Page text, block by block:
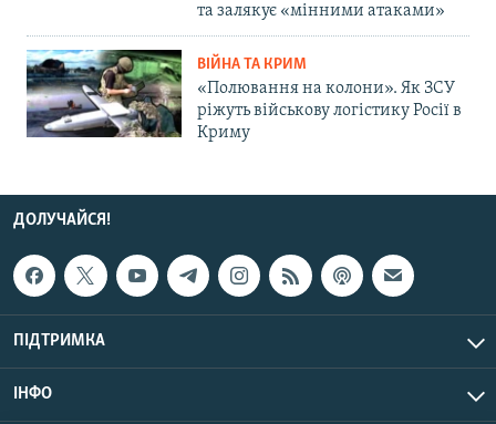
та залякує «мінними атаками»
ВІЙНА ТА КРИМ
«Полювання на колони». Як ЗСУ
ріжуть військову логістику Росії в
Криму
ДОЛУЧАЙСЯ!
ПІДТРИМКА
ІНФО